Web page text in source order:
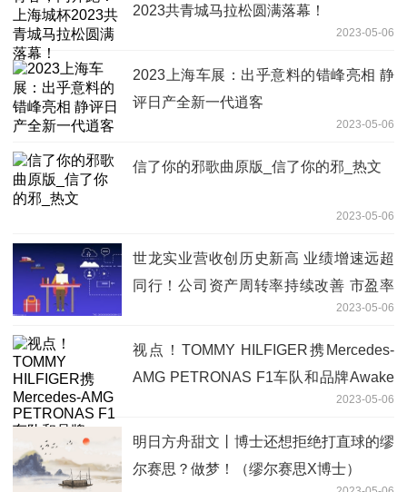
2023共青城马拉松圆满落幕！
2023-05-06
2023上海车展：出乎意料的错峰亮相 静
评日产全新一代逍客
2023-05-06
信了你的邪歌曲原版_信了你的邪_热文
2023-05-06
世龙实业营收创历史新高 业绩增速远超
同行！公司资产周转率持续改善 市盈率
2023-05-06
视点！TOMMY HILFIGER携Mercedes-
AMG PETRONAS F1车队和品牌Awake
2023-05-06
明日方舟甜文丨博士还想拒绝打直球的缪
尔赛思？做梦！（缪尔赛思X博士）